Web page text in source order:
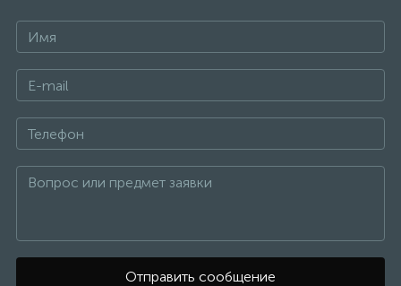
Отправить сообщение